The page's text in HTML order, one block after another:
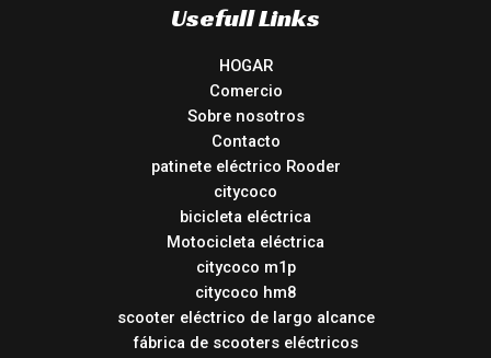
Usefull Links
HOGAR
Comercio
Sobre nosotros
Contacto
patinete eléctrico Rooder
citycoco
bicicleta eléctrica
Motocicleta eléctrica
citycoco m1p
citycoco hm8
scooter eléctrico de largo alcance
fábrica de scooters eléctricos